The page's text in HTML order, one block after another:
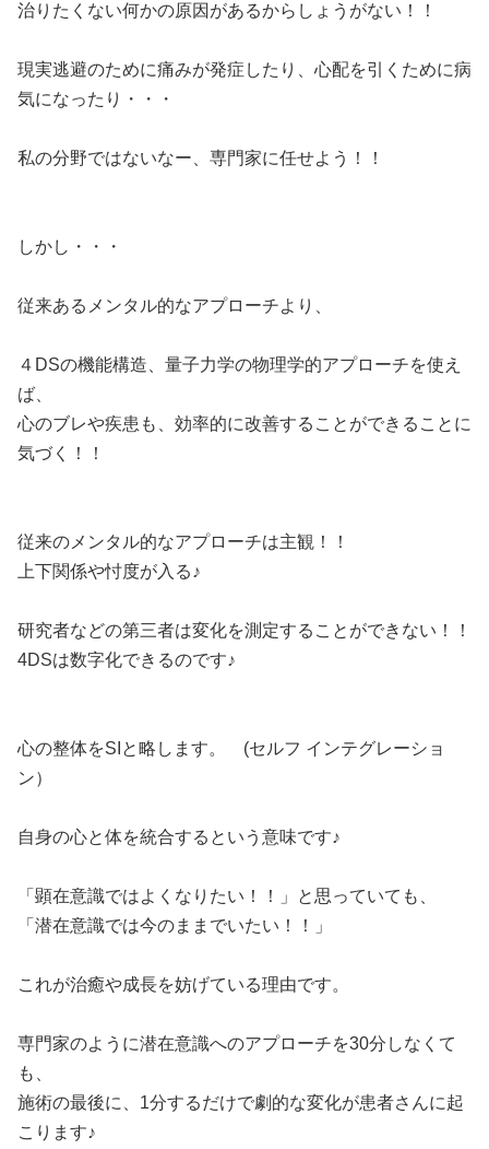
治りたくない何かの原因があるからしょうがない！！
現実逃避のために痛みが発症したり、心配を引くために病
気になったり・・・
私の分野ではないなー、専門家に任せよう！！
しかし・・・
従来あるメンタル的なアプローチより、
４DSの機能構造、量子力学の物理学的アプローチを使え
ば、
心のブレや疾患も、効率的に改善することができることに
気づく！！
従来のメンタル的なアプローチは主観！！
上下関係や忖度が入る♪
研究者などの第三者は変化を測定することができない！！
4DSは数字化できるのです♪
心の整体をSIと略します。 (セルフ インテグレーショ
ン）
自身の心と体を統合するという意味です♪
「顕在意識ではよくなりたい！！」と思っていても、
「潜在意識では今のままでいたい！！」
これが治癒や成長を妨げている理由です。
専門家のように潜在意識へのアプローチを30分しなくて
も、
施術の最後に、1分するだけで劇的な変化が患者さんに起
こります♪